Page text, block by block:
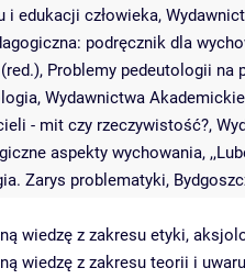
edukacji człowieka,
podręcznik dla
Problemy pedeutologii na
Wydawnictwa
- mit czy rzeczywistość?,
aspekty wychowania,
Zarys problematyki,
wiedzę z zakresu etyki,
wiedzę z zakresu teorii i